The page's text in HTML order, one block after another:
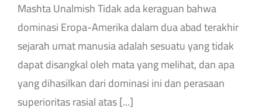
Mashta Unalmish Tidak ada keraguan bahwa
dominasi Eropa-Amerika dalam dua abad terakhir
sejarah umat manusia adalah sesuatu yang tidak
dapat disangkal oleh mata yang melihat, dan apa
yang dihasilkan dari dominasi ini dan perasaan
superioritas rasial atas [...]